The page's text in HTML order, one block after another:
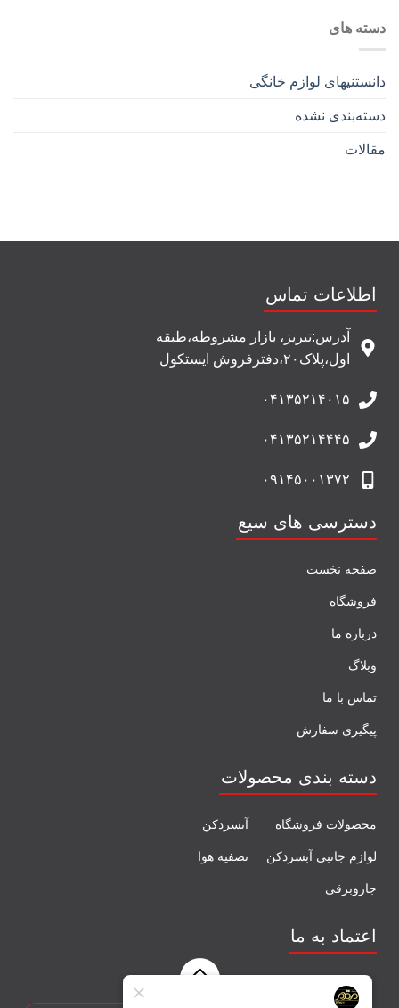
دسته های
دانستنیهای لوازم خانگی
دسته‌بندی نشده
مقالات
اطلاعات تماس
آدرس:تبریز، بازار مشروطه،طبقه
اول،پلاک۲۰،دفترفروش ایستکول
۰۴۱۳۵۲۱۴۰۱۵
۰۴۱۳۵۲۱۴۴۴۵
۰۹۱۴۵۰۰۱۳۷۲
دسترسی های سیع
صفحه نخست
فروشگاه
درباره ما
وبلاگ
تماس با ما
پیگیری سفارش
دسته بندی محصولات
محصولات فروشگاه آبسردکن
لوازم جانبی آبسردکن تصفیه هوا
جاروبرقی
اعتماد به ما